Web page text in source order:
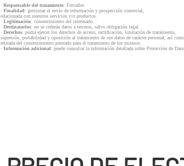
· Responsable del tratamiento: Fervalles
· Finalidad: gestionar el envío de información y prospección comercial,
relacionada con nuestros servicios y/o productos.
· Legitimación: consentimiento del interesado.
· Destinatarios: no se cederán datos a terceros, salvo obligación legal.
· Derechos: podrá ejercer los derechos de acceso, rectificación, limitación de tratamiento,
supresión, portabilidad y oposición al tratamiento de sus datos de carácter personal, así
retirada del consentimiento prestado para el tratamiento de los mismos.
· Información adicional: puede consultar la información detallada sobre Protección de